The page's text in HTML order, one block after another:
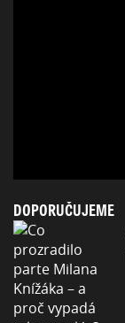
DOPORUČUJEME